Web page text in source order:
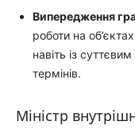
Випередження
роботи на
навіть із
термінів.
Міністр